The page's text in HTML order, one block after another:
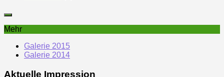
Mehr
Galerie 2015
Galerie 2014
Aktuelle Impression